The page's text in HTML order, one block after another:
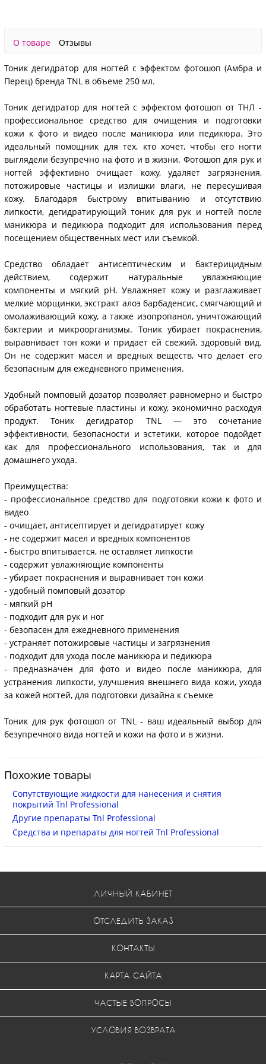
О товаре Отзывы
Тоник дегидратор для ногтей с эффектом фотошоп (Амбра и
Перец) бренда TNL в объеме 250 мл.
Тоник дегидратор для ногтей с эффектом фотошоп от ТНЛ -
профессиональное средство для очищения и подготовки
кожи к фото и видео после маникюра или педикюра. Это
идеальный помощник для тех, кто хочет, чтобы его ногти
выглядели безупречно на фото и в жизни. Фотошоп для рук и
ногтей эффективно очищает кожу, удаляет загрязнения,
потожировые частицы и излишки влаги, не пересушивая
кожу. Благодаря быстрому впитыванию и отсутствию
липкости, дегидратирующий тоник для рук и ногтей после
маникюра и педикюра подходит для использования перед
посещением общественных мест или съемкой.
Средство обладает антисептическим и бактерицидным
действием, содержит натуральные увлажняющие
компоненты и мягкий pH. Увлажняет кожу и разглаживает
мелкие морщинки, экстракт алоэ барбаденсис, смягчающий и
омолаживающий кожу, а также изопропанол, уничтожающий
бактерии и микроорганизмы. Тоник убирает покраснения,
выравнивает тон кожи и придает ей свежий, здоровый вид.
Он не содержит масел и вредных веществ, что делает его
безопасным для ежедневного применения.
Удобный помповый дозатор позволяет равномерно и быстро
обработать ногтевые пластины и кожу, экономично расходуя
продукт. Тоник дегидратор TNL — это сочетание
эффективности, безопасности и эстетики, которое подойдет
как для профессионального использования, так и для
домашнего ухода.
Преимущества:
- профессиональное средство для подготовки кожи к фото и
видео
- очищает, антисептирует и дегидратирует кожу
- не содержит масел и вредных компонентов
- быстро впитывается, не оставляет липкости
- содержит увлажняющие компоненты
- убирает покраснения и выравнивает тон кожи
- удобный помповый дозатор
- мягкий pH
- подходит для рук и ног
- безопасен для ежедневного применения
- устраняет потожировые частицы и загрязнения
- подходит для ухода после маникюра и педикюра
- предназначен для фото и видео после маникюра, для
устранения липкости, улучшения внешнего вида кожи, ухода
за кожей ногтей, для подготовки дизайна к съемке
Тоник для рук фотошоп от TNL - ваш идеальный выбор для
безупречного вида ногтей и кожи на фото и в жизни.
Похожие товары
Сопутствующие жидкости для нанесения и снятия
покрытий Tnl Professional
Другие препараты Tnl Professional
Средства и препараты для ногтей Tnl Professional
ЛИЧНЫЙ КАБИНЕТ
ОТСЛЕДИТЬ ЗАКАЗ
КОНТАКТЫ
КАРТА САЙТА
ЧАСТЫЕ ВОПРОСЫ
УСЛОВИЯ ВОЗВРАТА